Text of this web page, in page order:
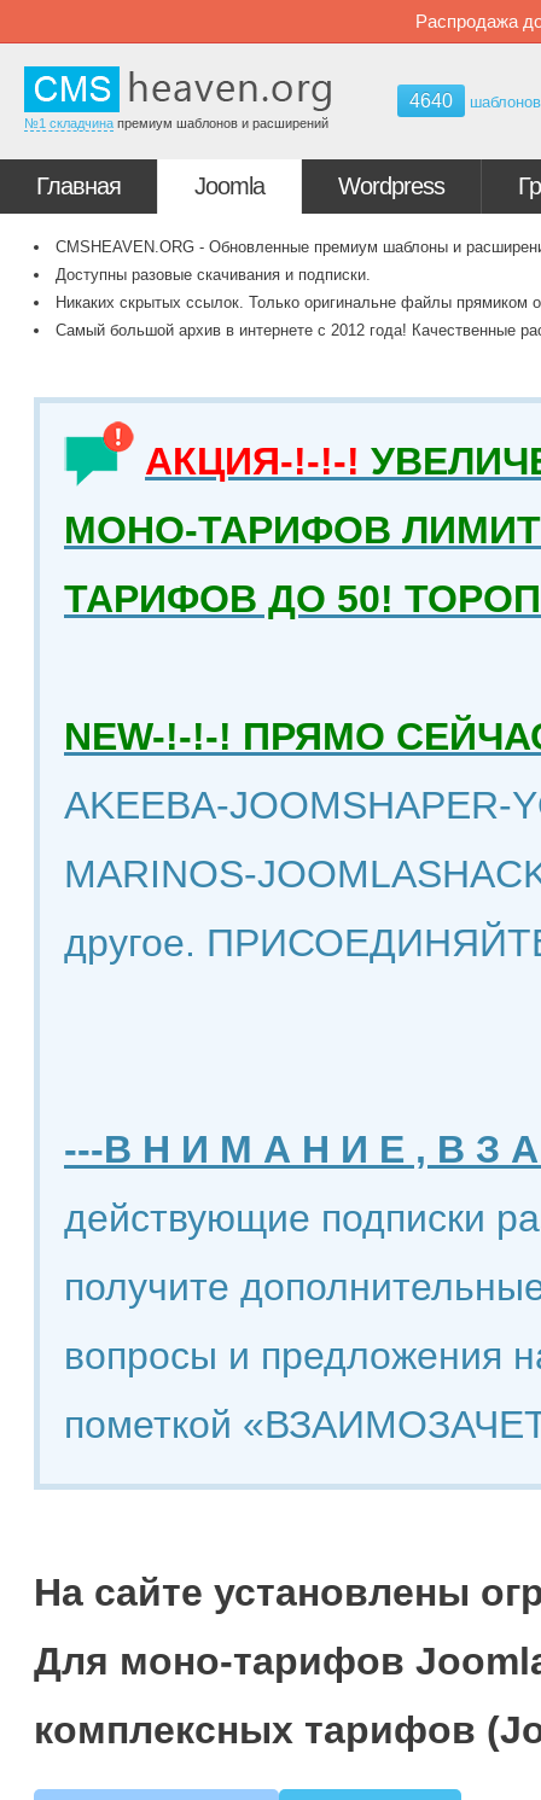
Распродажа
№1 складчина премиум шаблонов и расширений
4640 шаблонов
Главная Joomla Wordpress
CMSHEAVEN.ORG - Обновленные премиум шаблоны и
Доступны разовые скачивания и подписки.
Никаких скрытых ссылок. Только оригинальне файлы прямиком
Самый большой архив в интернете с 2012 года! Качественные
АКЦИЯ-!-!-!
МОНО-ТАРИФОВ
ТАРИФОВ ДО 50!
NEW-!-!-! ПРЯМО
AKEEBA-JOOMSHAPER-
MARINOS-
другое.
---В Н И М А Н И Е , В З
действующие подписки
получите
вопросы и предложения
пометкой
На сайте установлены
Для моно-тарифов
комплексных тарифов